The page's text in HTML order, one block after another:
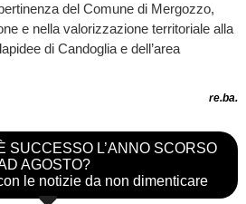
del Comune di Mergozzo,
e nella valorizzazione territoriale alla
di Candoglia e dell’area
re.ba.
SUCCESSO L’ANNO SCORSO
AGOSTO?
le notizie da non dimenticare